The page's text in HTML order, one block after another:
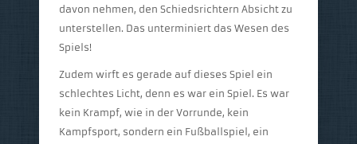
davon nehmen, den Schiedsrichtern Absicht zu
unterstellen. Das unterminiert das Wesen des
Spiels!
Zudem wirft es gerade auf dieses Spiel ein
schlechtes Licht, denn es war ein Spiel. Es war
kein Krampf, wie in der Vorrunde, kein
Kampfsport, sondern ein Fußballspiel, ein